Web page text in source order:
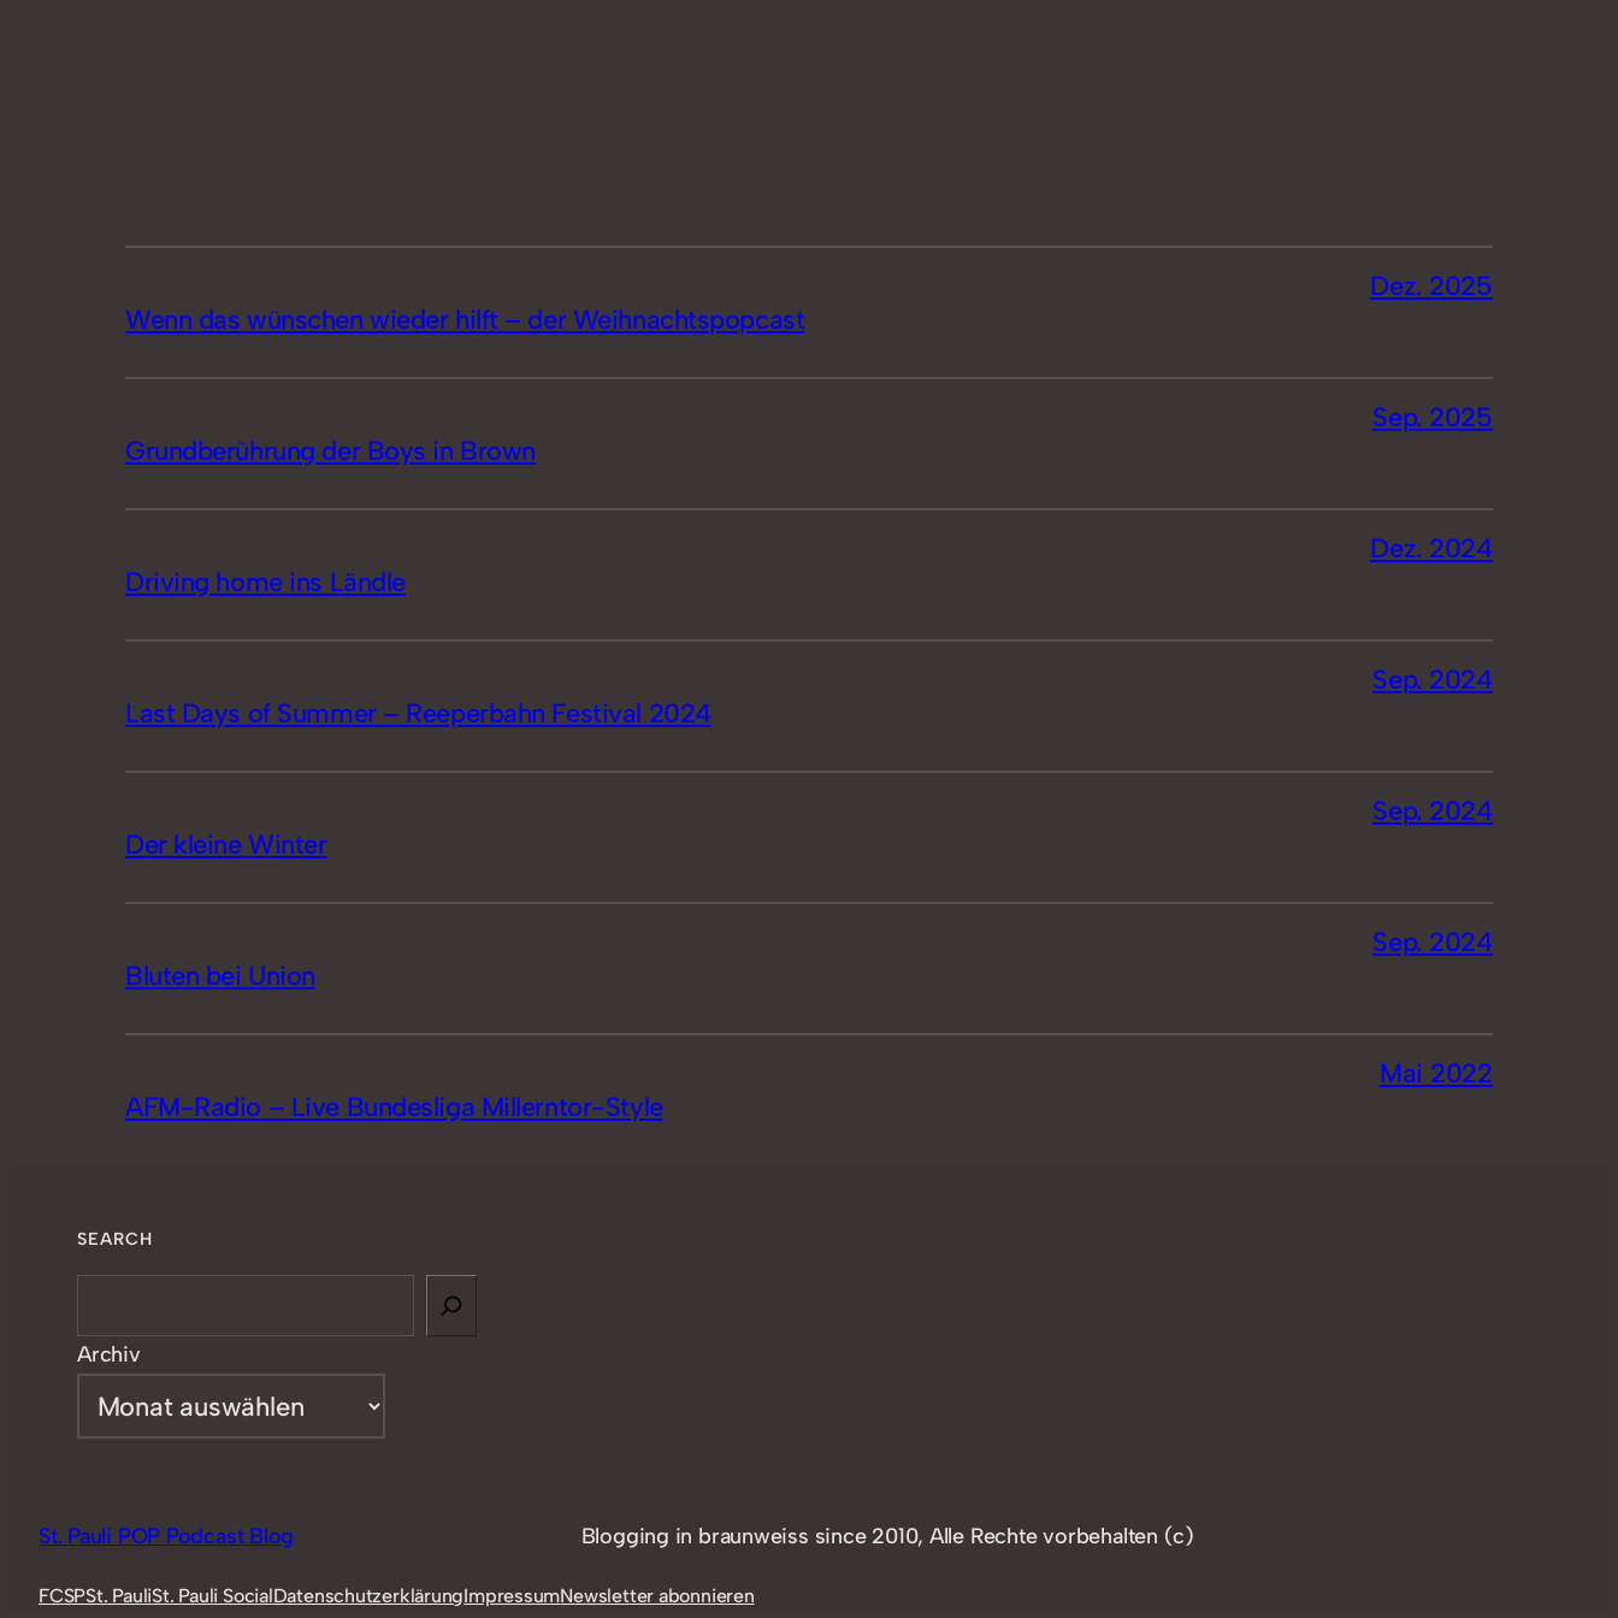
Wenn das wünschen wieder hilft – der Weihnachtspopcast
Dez. 2025
Grundberührung der Boys in Brown
Sep. 2025
Driving home ins Ländle
Dez. 2024
Last Days of Summer – Reeperbahn Festival 2024
Sep. 2024
Der kleine Winter
Sep. 2024
Bluten bei Union
Sep. 2024
AFM-Radio – Live Bundesliga Millerntor-Style
Mai 2022
SEARCH
Archiv
St. Pauli POP Podcast Blog Blogging in braunweiss since 2010, Alle Rechte vorbehalten (c)
FCSPSt. PauliSt. Pauli SocialDatenschutzerklärungImpressumNewsletter abonnieren